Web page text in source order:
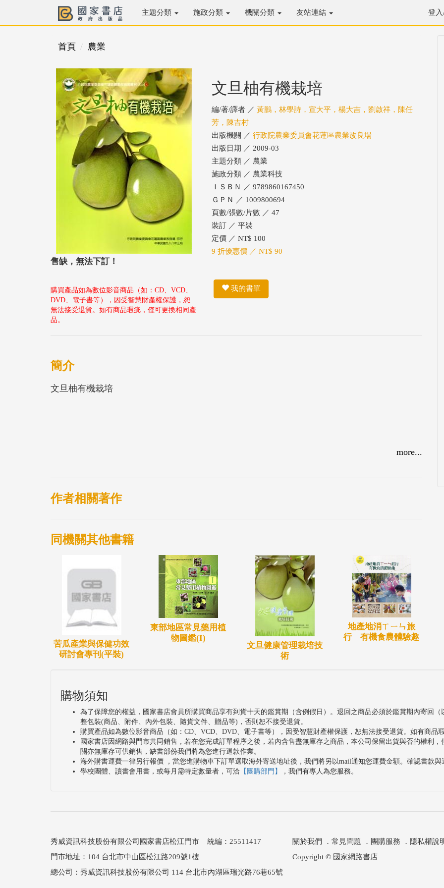
主題分類 施政分類 機關分類 友站連結 登
首頁 農業
售缺，無法下訂！
購買產品如為數位影音商品（如：CD、VCD、
DVD、電子書等），因受智慧財產權保護，恕
無法接受退貨。如有商品瑕疵，僅可更換相同產
品。
文旦柚有機栽培
編/著/譯者 ／ 黃鵬，林學詩，宣大平，楊大吉，劉啟祥，陳任
芳，陳吉村
出版機關 ／ 行政院農業委員會花蓮區農業改良場
出版日期 ／ 2009-03
主題分類 ／ 農業
施政分類 ／ 農業科技
ＩＳＢＮ ／ 9789860167450
ＧＰＮ ／ 1009800694
頁數/張數/片數 ／ 47
裝訂 ／ 平裝
定價 ／ NT$ 100
9 折優惠價 ／ NT$ 90
我的書單
簡介
文旦柚有機栽培
more...
作者相關著作
同機關其他書籍
苦瓜產業與保健功效
研討會專刊(平裝)
東部地區常見藥用植
物圖鑑(I)
文旦健康管理栽培技
術
地產地消ㄒㄧㄣ旅
行 有機食農體驗趣
購物須知
為了保障您的權益，國家書店會員所購買商品享有到貨十天的鑑賞期（含例假日）。退回之商品必須於鑑賞期內寄回
整包裝(商品、附件、內外包裝、隨貨文件、贈品等)，否則恕不接受退貨。
購買產品如為數位影音商品（如：CD、VCD、DVD、電子書等），因受智慧財產權保護，恕無法接受退貨。如有商品
國家書店因網路與門市共同銷售，若在您完成訂單程序之後，若內含售盡無庫存之商品，本公司保留出貨與否的權利
關亦無庫存可供銷售，缺書部份我們將為您進行退款作業。
海外購書運費一律另行報價 ，當您進購物車下訂單選取海外寄送地址後，我們將另以mail通知您運費金額。確認書款
學校團體、讀書會用書，或每月需特定數量者，可洽 【團購部門】 ，我們有專人為您服務。
秀威資訊科技股份有限公司國家書店松江門市 統編：25511417
門市地址：104 台北市中山區松江路209號1樓
關於我們 ． 常見問題 ． 團購服務 ． 隱私權說
Copyright © 國家網路書店
總公司：秀威資訊科技股份有限公司 114 台北市內湖區瑞光路76巷65號